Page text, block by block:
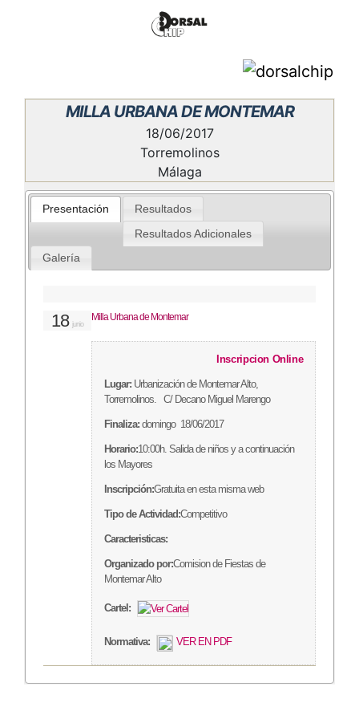
MILLA URBANA DE MONTEMAR
18/06/2017
Torremolinos
Málaga
Presentación Resultados
Resultados Adicionales
Galería
18 junio
Milla Urbana de Montemar
Inscripcion Online
Lugar:Urbanización de Montemar Alto,
Torremolinos. C/ Decano Miguel Marengo
Finaliza:domingo 18/06/2017
Horario:10:00h. Salida de niños y a continuación
los Mayores
Inscripción:Gratuita en esta misma web
Tipo de Actividad:Competitivo
Caracteristicas:
Organizado por:Comision de Fiestas de
Montemar Alto
Cartel:
Normativa: VER EN PDF